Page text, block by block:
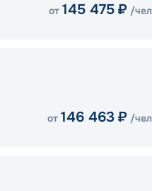
от 145 475 ₽ /чел
от 146 463 ₽ /чел